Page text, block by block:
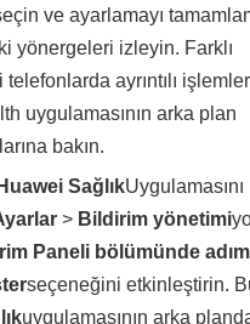
ve ayarlamayı
yönergeleri izleyin. Farklı
ayrıntılı
uygulamasının arka plan
bakın.
Huawei SağlıkUygulamasını
> Bildirim yönetimi
Paneli bölümünde adım
seçeneğini etkinleştirin.
uygulamasının arka